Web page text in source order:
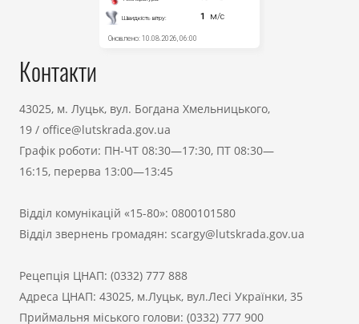
Контакти
43025, м. Луцьк, вул. Богдана Хмельницького,
19 / office@lutskrada.gov.ua
Графік роботи: ПН-ЧТ 08:30—17:30, ПТ 08:30—
16:15, перерва 13:00—13:45
Відділ комунікацій «15-80»: 0800101580
Відділ звернень громадян: scargy@lutskrada.gov.ua
Рецепція ЦНАП: (0332) 777 888
Адреса ЦНАП: 43025, м.Луцьк, вул.Лесі Українки, 35
Приймальня міського голови: (0332) 777 900